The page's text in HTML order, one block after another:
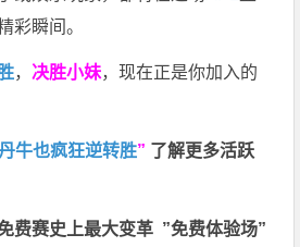
彩瞬间。
， 决胜小妹，现在正是你加入的
牛也疯狂逆转胜” 了解更多活跃
费赛史上最大变革 ”免费体验场”